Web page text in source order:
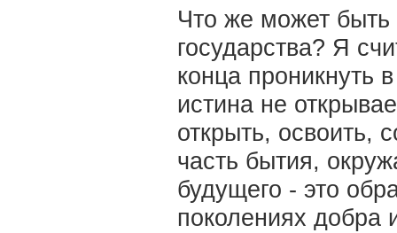
Что же может быть
государства? Я
конца проникнуть
истина не
открыть, освоить,
часть бытия,
будущего - это
поколениях добра